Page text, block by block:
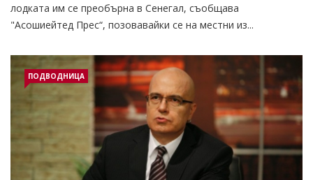
лодката им се преобърна в Сенегал, съобщава
"Асошиейтед Прес“, позовавайки се на местни из...
ПОДВОДНИЦА